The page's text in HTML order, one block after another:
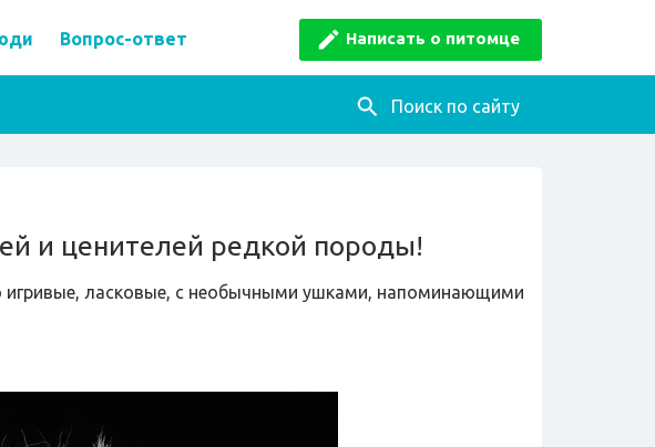
Написать о питомце
Вопрос-ответ
Поиск по сайту
и ценителей редкой породы!
игривые, ласковые, с необычными ушками, напоминающими